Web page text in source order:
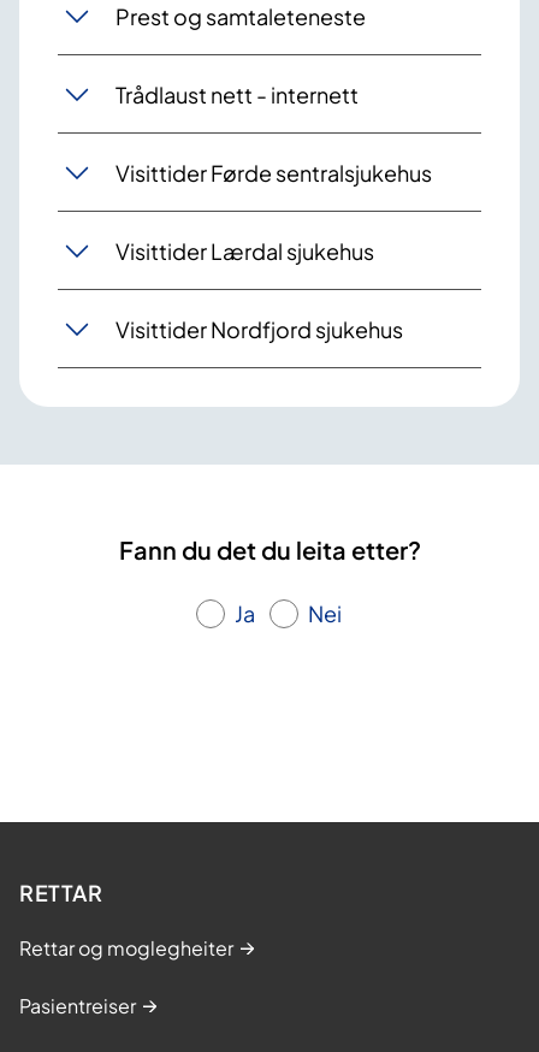
Prest og samtaleteneste
Trådlaust nett - internett
Visittider Førde sentralsjukehus
Visittider Lærdal sjukehus
Visittider Nordfjord sjukehus
Fann du det du leita etter?
Ja Nei
RETTAR
Rettar og moglegheiter
Pasientreiser